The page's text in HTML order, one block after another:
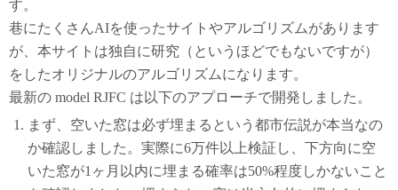
す。
巷にたくさんAIを使ったサイトやアルゴリズムがあります
が、本サイトは独自に研究（というほどでもないですが）
をしたオリジナルのアルゴリズムになります。
最新の model RJFC は以下のアプローチで開発しました。
まず、空いた窓は必ず埋まるという都市伝説が本当なの
か確認しました。実際に6万件以上検証し、下方向に空
いた窓が1ヶ月以内に埋まる確率は50%程度しかないこと